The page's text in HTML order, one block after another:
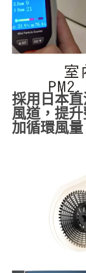
採用日本
風道，提
加循環風